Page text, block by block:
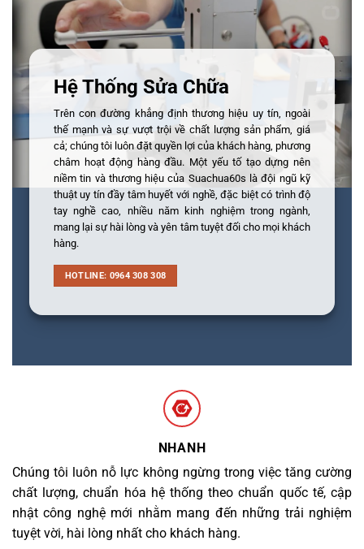
Hệ Thống Sửa Chữa
Trên con đường khẳng định thương hiệu uy tín, ngoài
thế mạnh và sự vượt trội về chất lượng sản phẩm, giá
cả; chúng tôi luôn đặt quyền lợi của khách hàng, phương
châm hoạt động hàng đầu. Một yếu tố tạo dựng nên
niềm tin và thương hiệu của Suachua60s là đội ngũ kỹ
thuật uy tín đầy tâm huyết với nghề, đặc biệt có trình độ
tay nghề cao, nhiều năm kinh nghiệm trong ngành,
mang lại sự hài lòng và yên tâm tuyệt đối cho mọi khách
hàng.
HOTLINE: 0964 308 308
NHANH
Chúng tôi luôn nỗ lực không ngừng trong việc tăng cường
chất lượng, chuẩn hóa hệ thống theo chuẩn quốc tế, cập
nhật công nghệ mới nhằm mang đến những trải nghiệm
tuyệt vời, hài lòng nhất cho khách hàng.